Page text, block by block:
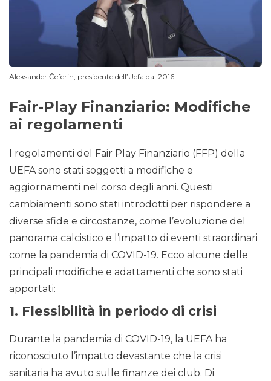
Aleksander Čeferin, presidente dell’Uefa dal 2016
Fair-Play Finanziario: Modifiche
ai regolamenti
I regolamenti del Fair Play Finanziario (FFP) della
UEFA sono stati soggetti a modifiche e
aggiornamenti nel corso degli anni. Questi
cambiamenti sono stati introdotti per rispondere a
diverse sfide e circostanze, come l’evoluzione del
panorama calcistico e l’impatto di eventi straordinari
come la pandemia di COVID-19. Ecco alcune delle
principali modifiche e adattamenti che sono stati
apportati:
1. Flessibilità in periodo di crisi
Durante la pandemia di COVID-19, la UEFA ha
riconosciuto l’impatto devastante che la crisi
sanitaria ha avuto sulle finanze dei club. Di